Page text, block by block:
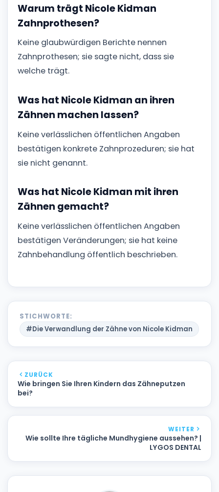
Warum trägt Nicole Kidman
Zahnprothesen?
Keine glaubwürdigen Berichte nennen
Zahnprothesen; sie sagte nicht, dass sie
welche trägt.
Was hat Nicole Kidman an ihren
Zähnen machen lassen?
Keine verlässlichen öffentlichen Angaben
bestätigen konkrete Zahnprozeduren; sie hat
sie nicht genannt.
Was hat Nicole Kidman mit ihren
Zähnen gemacht?
Keine verlässlichen öffentlichen Angaben
bestätigen Veränderungen; sie hat keine
Zahnbehandlung öffentlich beschrieben.
STICHWORTE:
#Die Verwandlung der Zähne von Nicole Kidman
ZURÜCK
Wie bringen Sie Ihren Kindern das Zähneputzen
bei?
WEITER
Wie sollte Ihre tägliche Mundhygiene aussehen? |
LYGOS DENTAL